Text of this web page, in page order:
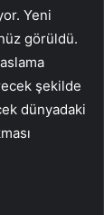
Yeni
görüldü.
şekilde
dünyadaki